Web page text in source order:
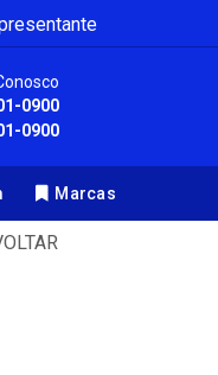
0900
0900
Marcas